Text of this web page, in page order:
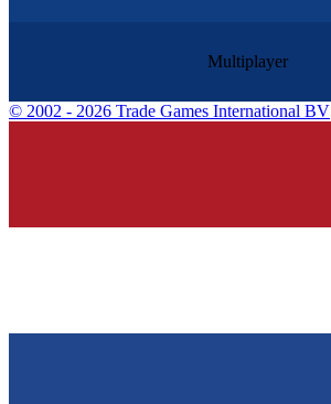
Multiplayer
© 2002 - 2026 Trade Games International BV